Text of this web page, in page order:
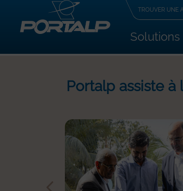
TROUVER UNE
Solutions
Portalp assiste